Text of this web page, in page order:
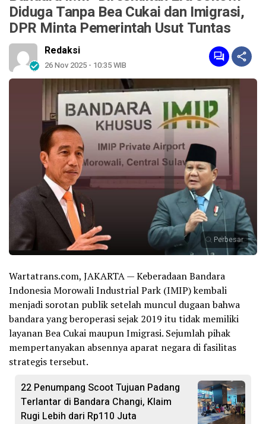
Diduga Tanpa Bea Cukai dan Imigrasi,
DPR Minta Pemerintah Usut Tuntas
Redaksi
26 Nov 2025 - 10:35 WIB
Perbesar
Wartatrans.com, JAKARTA — Keberadaan Bandara
Indonesia Morowali Industrial Park (IMIP) kembali
menjadi sorotan publik setelah muncul dugaan bahwa
bandara yang beroperasi sejak 2019 itu tidak memiliki
layanan Bea Cukai maupun Imigrasi. Sejumlah pihak
mempertanyakan absennya aparat negara di fasilitas
strategis tersebut.
22 Penumpang Scoot Tujuan Padang
Terlantar di Bandara Changi, Klaim
Rugi Lebih dari Rp110 Juta